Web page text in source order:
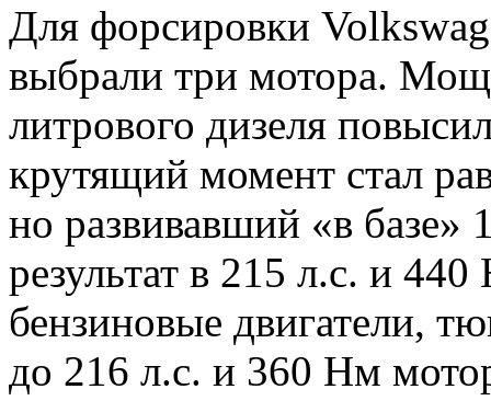
Для форсировки
выбрали три мотора.
литрового дизеля
крутящий момент стал
но развивавший «в базе»
результат в 215 л.с. и
бензиновые двигатели,
до 216 л.с. и 360 Нм